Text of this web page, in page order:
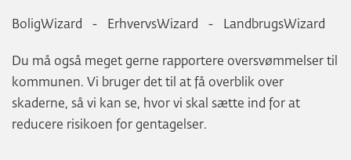
BoligWizard - ErhvervsWizard - LandbrugsWizard
Du må også meget gerne rapportere oversvømmelser til
kommunen. Vi bruger det til at få overblik over
skaderne, så vi kan se, hvor vi skal sætte ind for at
reducere risikoen for gentagelser.